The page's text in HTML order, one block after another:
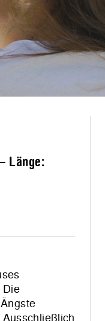
Länge: